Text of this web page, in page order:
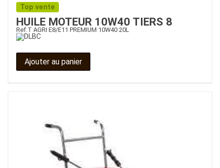
Top vente
HUILE MOTEUR 10W40 TIERS 8
Ref.T AGRI E8/E11 PREMIUM 10W40 20L
Ajouter au panier